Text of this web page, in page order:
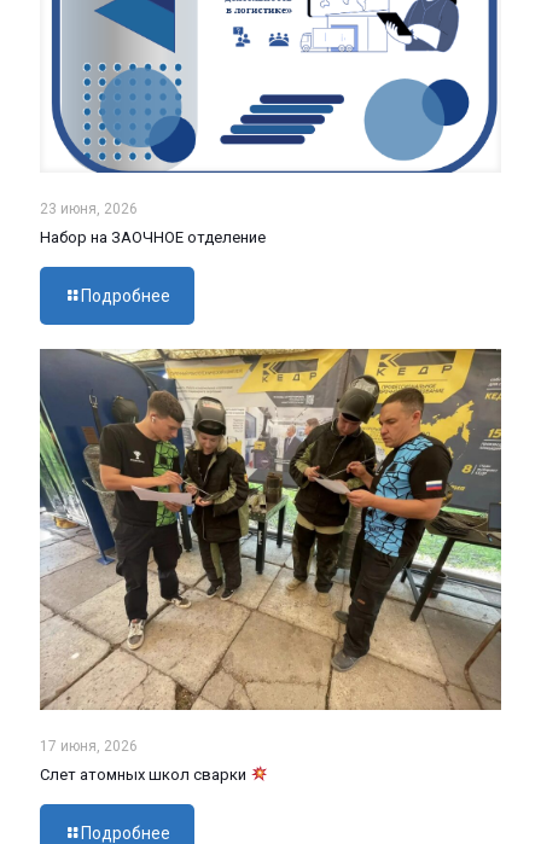
23 июня, 2026
Набор на ЗАОЧНОЕ отделение
Подробнее
17 июня, 2026
Слет атомных школ сварки
Подробнее